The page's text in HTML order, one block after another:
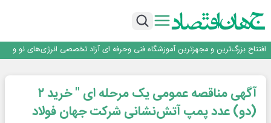
فولاد در تله قیمت‌گذاری دستوری
افتتاح بزرگ‌ترین و مجهزترین آموزشگاه فنی وحرفه ای آزاد تخصصی انرژی‌های نو و
تجدیدپذیر با حضور استاندار اصفهان
تداوم صعود مس در بازارهای جهانی؛ قیمت فلز سرخ از ۱۴هزار دلار در هر تن عبور کرد
فولاد در تله قیمت‌گذاری دستوری
آگهی مناقصه عمومی یک مرحله ای " خرید ۲
(دو) عدد پمپ ‎آتش‌نشانی شرکت جهان فولاد